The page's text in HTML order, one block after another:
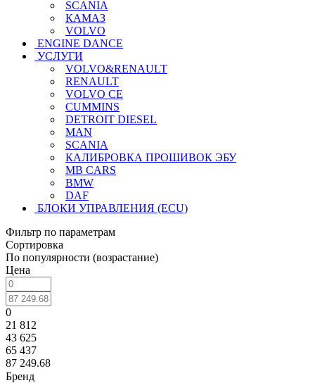
SCANIA
КАМАЗ
VOLVO
ENGINE DANCE
УСЛУГИ
VOLVO&RENAULT
RENAULT
VOLVO CE
CUMMINS
DETROIT DIESEL
MAN
SCANIA
КАЛИБРОВКА ПРОШИВОК ЭБУ
MB CARS
BMW
DAF
БЛОКИ УПРАВЛЕНИЯ (ECU)
Фильтр по параметрам
Сортировка
По популярности (возрастание)
Цена
0
21 812
43 625
65 437
87 249.68
Бренд